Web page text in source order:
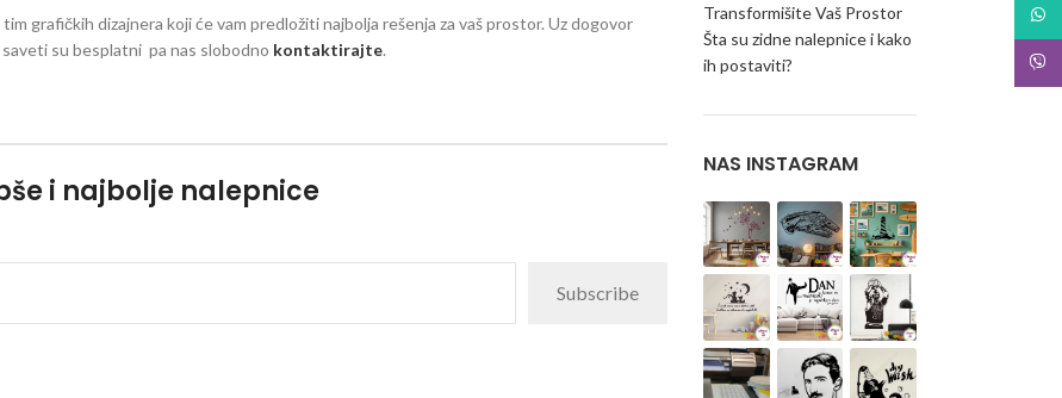
grafičkih dizajnera koji će vam predložiti najbolja rešenja za vaš prostor. Uz dogovor
saveti su besplatni pa nas slobodno kontaktirajte.
i najbolje nalepnice
Subscribe
Transformišite Vaš Prostor
Šta su zidne nalepnice i kako
ih postaviti?
NAS INSTAGRAM
Viber